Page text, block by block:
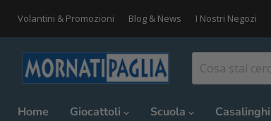
Volantini & Promozioni Blog & News I Nostri Negozi
Home Giocattoli Scuola Casalinghi